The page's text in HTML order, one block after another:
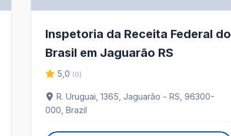
Inspetoria da Receita Federal do
Brasil em Jaguarão RS
5,0 (0)
R. Uruguai, 1365, Jaguarão - RS, 96300-
000, Brazil